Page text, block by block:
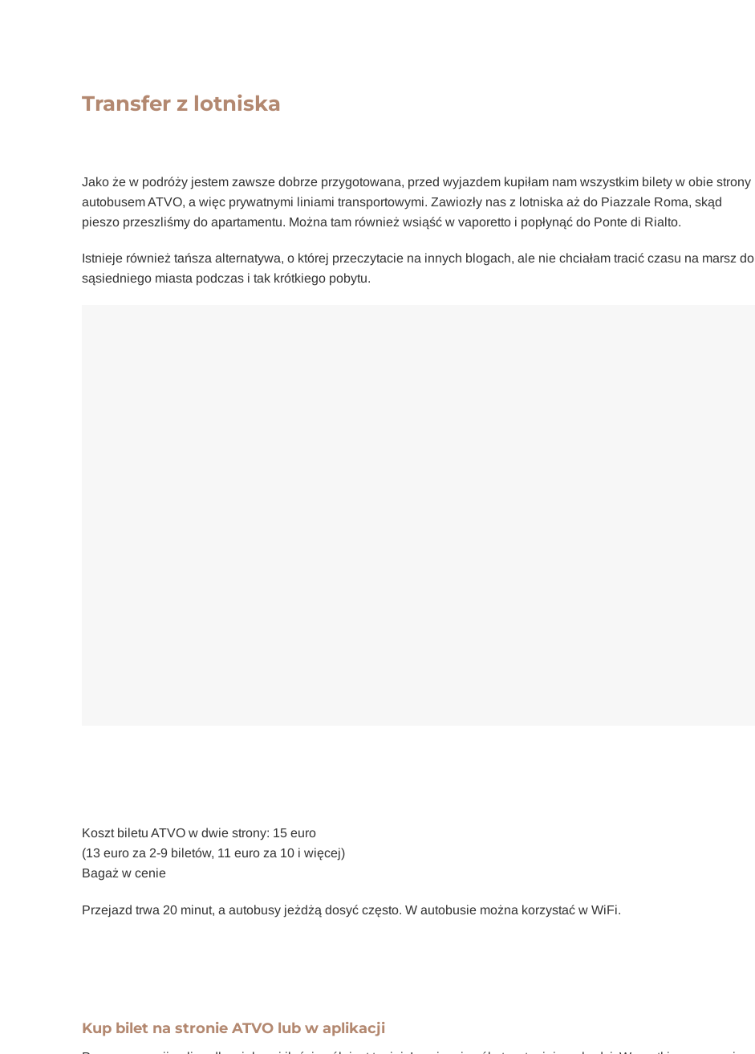
Transfer z lotniska
Jako że w podróży jestem zawsze dobrze przygotowana, przed wyjazdem kupiłam nam wszystkim bilety w obie strony
autobusem ATVO, a więc prywatnymi liniami transportowymi. Zawiozły nas z lotniska aż do Piazzale Roma, skąd
pieszo przeszliśmy do apartamentu. Można tam również wsiąść w vaporetto i popłynąć do Ponte di Rialto.
Istnieje również tańsza alternatywa, o której przeczytacie na innych blogach, ale nie chciałam tracić czasu na marsz do
sąsiedniego miasta podczas i tak krótkiego pobytu.
Koszt biletu ATVO w dwie strony: 15 euro
(13 euro za 2-9 biletów, 11 euro za 10 i więcej)
Bagaż w cenie
Przejazd trwa 20 minut, a autobusy jeżdżą dosyć często. W autobusie można korzystać w WiFi.
Kup bilet na stronie ATVO lub w aplikacji